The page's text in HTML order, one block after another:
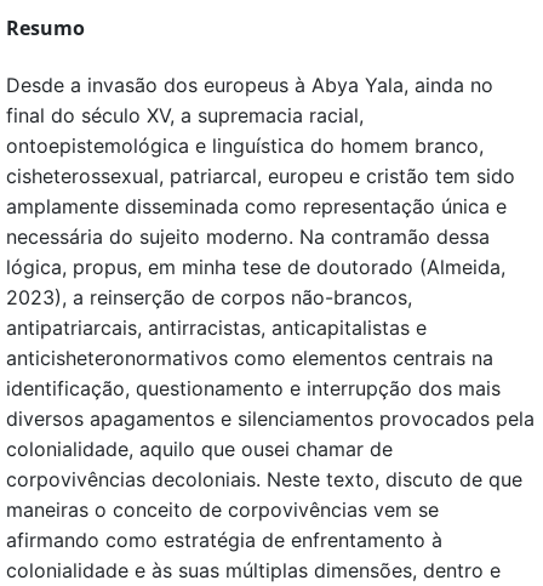
Resumo
Desde a invasão dos europeus à Abya Yala, ainda no
final do século XV, a supremacia racial,
ontoepistemológica e linguística do homem branco,
cisheterossexual, patriarcal, europeu e cristão tem sido
amplamente disseminada como representação única e
necessária do sujeito moderno. Na contramão dessa
lógica, propus, em minha tese de doutorado (Almeida,
2023), a reinserção de corpos não-brancos,
antipatriarcais, antirracistas, anticapitalistas e
anticisheteronormativos como elementos centrais na
identificação, questionamento e interrupção dos mais
diversos apagamentos e silenciamentos provocados pela
colonialidade, aquilo que ousei chamar de
corpovivências decoloniais. Neste texto, discuto de que
maneiras o conceito de corpovivências vem se
afirmando como estratégia de enfrentamento à
colonialidade e às suas múltiplas dimensões, dentro e